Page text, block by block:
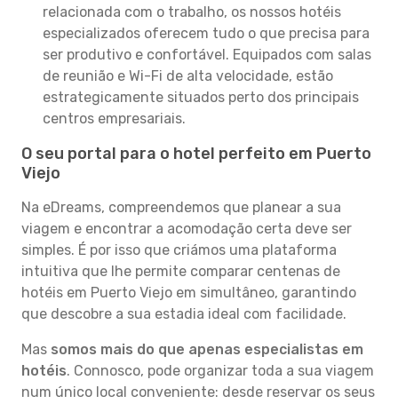
relacionada com o trabalho, os nossos hotéis
especializados oferecem tudo o que precisa para
ser produtivo e confortável. Equipados com salas
de reunião e Wi-Fi de alta velocidade, estão
estrategicamente situados perto dos principais
centros empresariais.
O seu portal para o hotel perfeito em Puerto
Viejo
Na eDreams, compreendemos que planear a sua
viagem e encontrar a acomodação certa deve ser
simples. É por isso que criámos uma plataforma
intuitiva que lhe permite comparar centenas de
hotéis em Puerto Viejo em simultâneo, garantindo
que descobre a sua estadia ideal com facilidade.
Mas somos mais do que apenas especialistas em
hotéis. Connosco, pode organizar toda a sua viagem
num único local conveniente: desde reservar os seus